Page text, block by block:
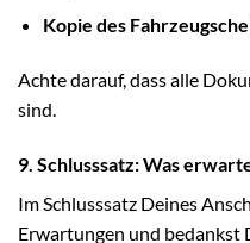
Kopie des
Achte darauf, dass alle
sind.
9. Schlusssatz: Was
Im Schlusssatz Deines
Erwartungen und bedankst